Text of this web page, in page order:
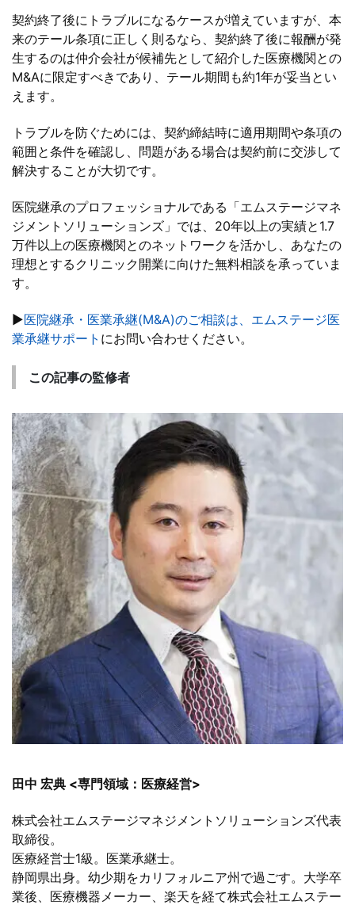
契約終了後にトラブルになるケースが増えていますが、本
来のテール条項に正しく則るなら、契約終了後に報酬が発
生するのは仲介会社が候補先として紹介した医療機関との
M&Aに限定すべきであり、テール期間も約1年が妥当とい
えます。
トラブルを防ぐためには、契約締結時に適用期間や条項の
範囲と条件を確認し、問題がある場合は契約前に交渉して
解決することが大切です。
医院継承のプロフェッショナルである「エムステージマネ
ジメントソリューションズ」では、20年以上の実績と1.7
万件以上の医療機関とのネットワークを活かし、あなたの
理想とするクリニック開業に向けた無料相談を承っていま
す。
▶医院継承・医業承継(M&A)のご相談は、エムステージ医
業承継サポート にお問い合わせください。
この記事の監修者
田中 宏典 <専門領域：医療経営>
株式会社エムステージマネジメントソリューションズ代表
取締役。
医療経営士1級。医業承継士。
静岡県出身。幼少期をカリフォルニア州で過ごす。大学卒
業後、医療機器メーカー、楽天を経て株式会社エムステー